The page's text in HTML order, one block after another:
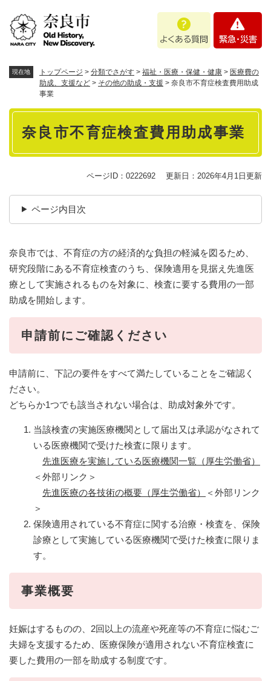
あ
問
・
現在地 トップページ > 分類でさがす > 福祉・医療・保健・健康 > 医療費の
助成、支援など > その他の助成・支援 > 奈良市不育症検査費用助成
事業
本
奈良市不育症検査費用助成事業
ページID：0222692 更新日：2026年4月1日更新
ページ内目次
奈良市では、不育症の方の経済的な負担の軽減を図るため、
研究段階にある不育症検査のうち、保険適用を見据え先進医
療として実施されるものを対象に、検査に要する費用の一部
助成を開始します。
申請前にご確認ください
申請前に、下記の要件をすべて満たしていることをご確認く
ださい。
どちらか1つでも該当されない場合は、助成対象外です。
当該検査の実施医療機関として届出又は承認がなされて
いる医療機関で受けた検査に限ります。
先進医療を実施している医療機関一覧（厚生労働省）
＜外部リンク＞
先進医療の各技術の概要（厚生労働省）
＜外部リンク
＞
保険適用されている不育症に関する治療・検査を、保険
診療として実施している医療機関で受けた検査に限りま
す。
事業概要
妊娠はするものの、2回以上の流産や死産等の不育症に悩むご
夫婦を支援するため、医療保険が適用されない不育症検査に
要した費用の一部を助成する制度です。